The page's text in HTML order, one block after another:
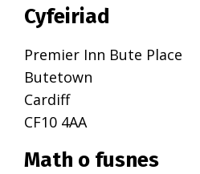
Cyfeiriad
Premier Inn Bute Place
Butetown
Cardiff
CF10 4AA
Math o fusnes